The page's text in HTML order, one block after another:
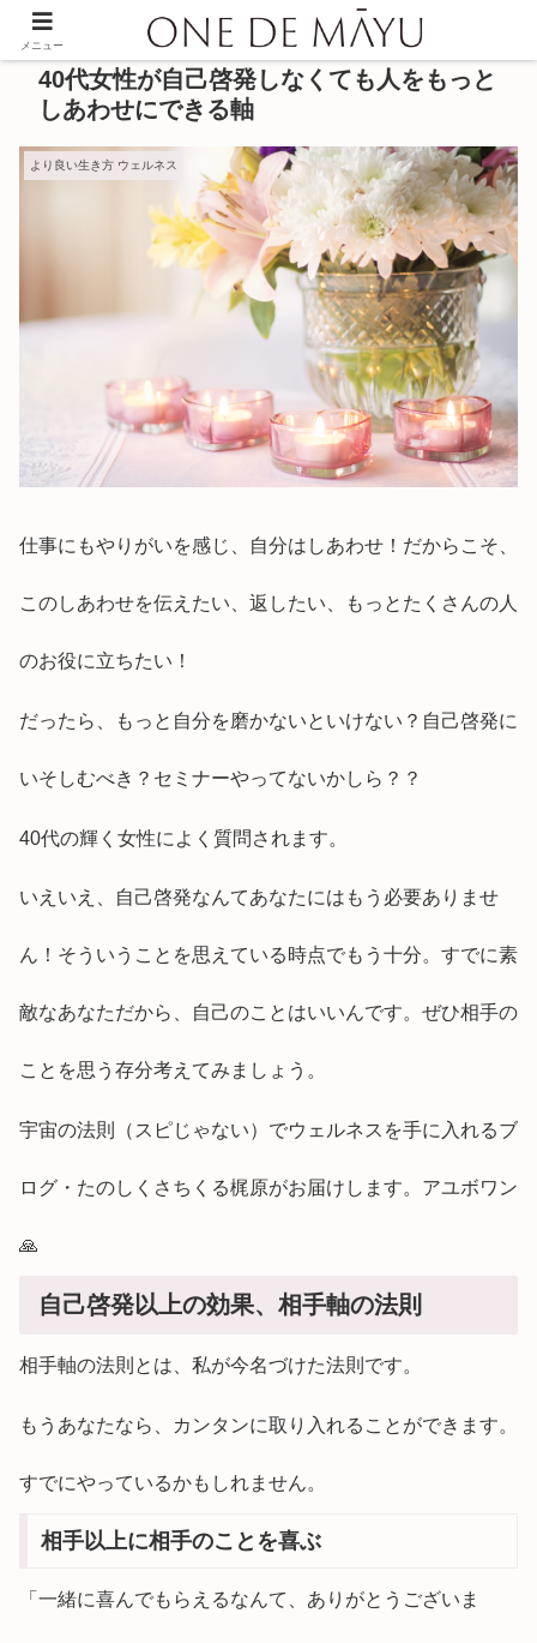
40代女性が自己啓発しなくても人をもっと
しあわせにできる軸
より良い生き方 ウェルネス
仕事にもやりがいを感じ、自分はしあわせ！だからこそ、
このしあわせを伝えたい、返したい、もっとたくさんの人
のお役に立ちたい！
だったら、もっと自分を磨かないといけない？自己啓発に
いそしむべき？セミナーやってないかしら？？
40代の輝く女性によく質問されます。
いえいえ、自己啓発なんてあなたにはもう必要ありませ
ん！そういうことを思えている時点でもう十分。すでに素
敵なあなただから、自己のことはいいんです。ぜひ相手の
ことを思う存分考えてみましょう。
宇宙の法則（スピじゃない）でウェルネスを手に入れるブ
ログ・たのしくさちくる梶原がお届けします。アユボワン
🙏
自己啓発以上の効果、相手軸の法則
相手軸の法則とは、私が今名づけた法則です。
もうあなたなら、カンタンに取り入れることができます。
すでにやっているかもしれません。
相手以上に相手のことを喜ぶ
「一緒に喜んでもらえるなんて、ありがとうございま
メニュー